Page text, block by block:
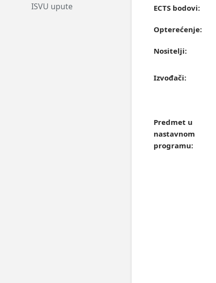
ISVU upute
ECTS bodovi:
Opterećenje:
Nositelji:
Izvođači:
Predmet u
nastavnom
programu: